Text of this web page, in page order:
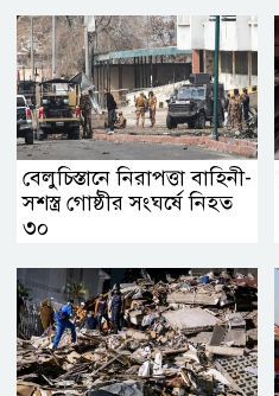
বেলুচিস্তানে নিরাপত্তা বাহিনী-
সশস্ত্র গোষ্ঠীর সংঘর্ষে নিহত
৩০